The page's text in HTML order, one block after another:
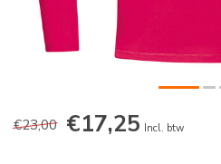
€23,00 €17,25 Incl. btw